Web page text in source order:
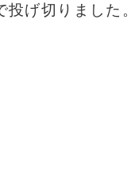
げ切りました。